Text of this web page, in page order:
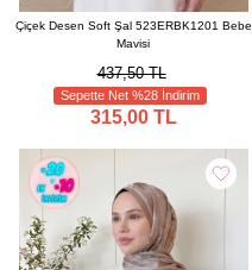
Çiçek Desen Soft Şal 523ERBK1201 Bebe
Mavisi
437,50 TL
Sepette Net %28 İndirim
315,00 TL